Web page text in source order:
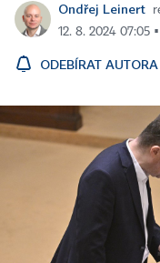
Ondřej Leinert
12. 8. 2024 07:05
ODEBÍRAT AUTORA